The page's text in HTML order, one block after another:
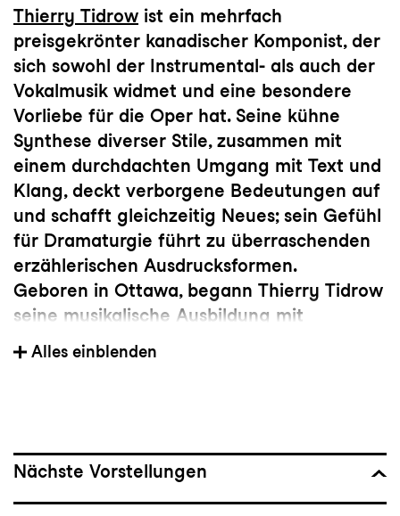
Thierry Tidrow ist ein mehrfach
preisgekrönter kanadischer Komponist, der
sich sowohl der Instrumental- als auch der
Vokalmusik widmet und eine besondere
Vorliebe für die Oper hat. Seine kühne
Synthese diverser Stile, zusammen mit
einem durchdachten Umgang mit Text und
Klang, deckt verborgene Bedeutungen auf
und schafft gleichzeitig Neues; sein Gefühl
für Dramaturgie führt zu überraschenden
erzählerischen Ausdrucksformen.
Geboren in Ottawa, begann Thierry Tidrow
seine musikalische Ausbildung mit
Chormusik, später studierte er Komposition
und Barockgesang an der McGill University
Masterstudiengang am Conservatorium
Alles einblenden
Nächste Vorstellungen